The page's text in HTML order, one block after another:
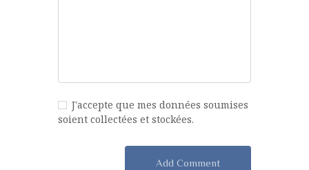
J'accepte que mes données soumises
soient collectées et stockées.